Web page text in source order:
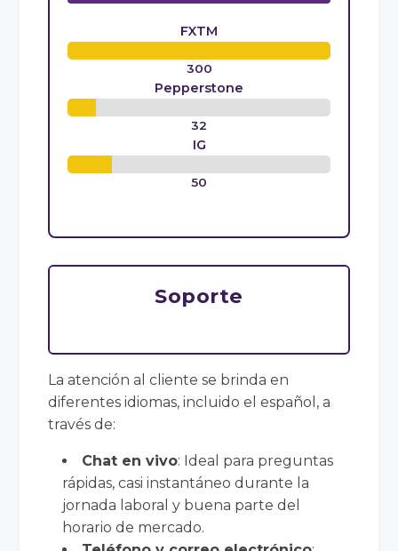
FXTM
300
Pepperstone
32
IG
50
Soporte
La atención al cliente se brinda en
diferentes idiomas, incluido el español, a
través de:
Chat en vivo: Ideal para preguntas
rápidas, casi instantáneo durante la
jornada laboral y buena parte del
horario de mercado.